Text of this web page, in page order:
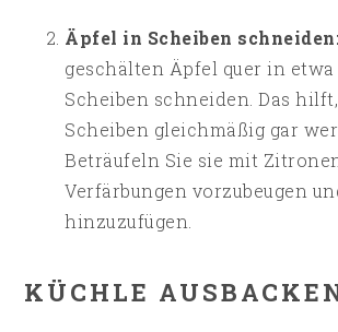
Äpfel in Scheiben
geschälten Äpfel quer in etwa
Scheiben schneiden. Das
Scheiben gleichmäßig gar
Beträufeln Sie sie mit
Verfärbungen vorzubeugen
hinzuzufügen.
KÜCHLE